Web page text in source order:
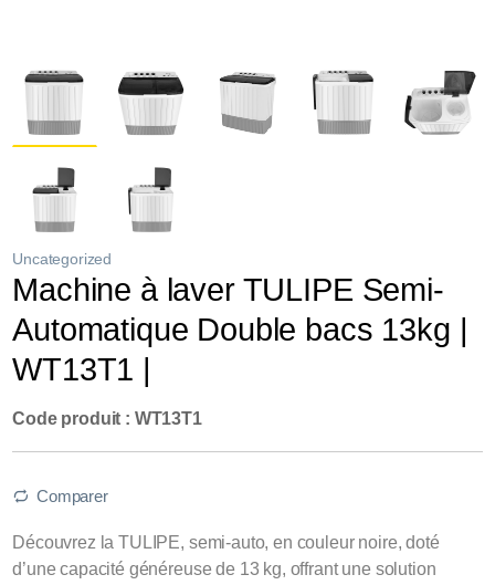
Uncategorized
Machine à laver TULIPE Semi-
Automatique Double bacs 13kg |
WT13T1 |
Code produit : WT13T1
Comparer
Découvrez la TULIPE, semi-auto, en couleur noire, doté
d’une capacité généreuse de 13 kg, offrant une solution